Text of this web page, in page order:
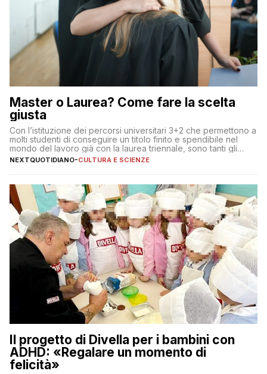
Master o Laurea? Come fare la scelta
giusta
Con l’istituzione dei percorsi universitari 3+2 che permettono a
molti studenti di conseguire un titolo finito e spendibile nel
mondo del lavoro già con la laurea triennale, sono tanti gli
interrogativi che si pongono gli studenti una volta raggiunto
l’obiettivo di primo livello
NEXTQUOTIDIANO-CULTURA E SCIENZE
Il progetto di Divella per i bambini con
ADHD: «Regalare un momento di
felicità»